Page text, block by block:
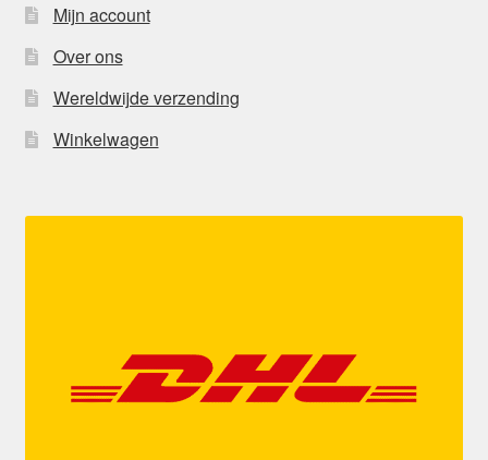
Mijn account
Over ons
Wereldwijde verzending
Winkelwagen